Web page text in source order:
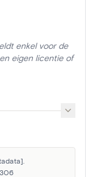
enkel voor de
eigen licentie of